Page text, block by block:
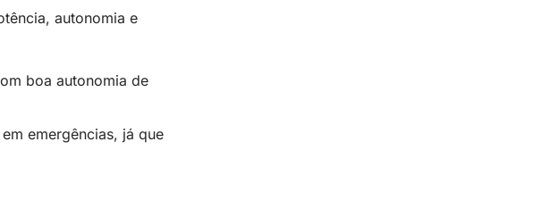
autonomia e
boa autonomia de
emergências, já que